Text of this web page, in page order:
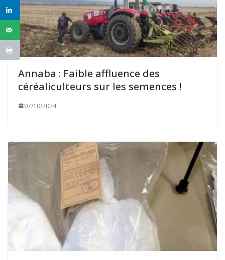
Annaba : Faible affluence des
céréaliculteurs sur les semences !
07/10/2024